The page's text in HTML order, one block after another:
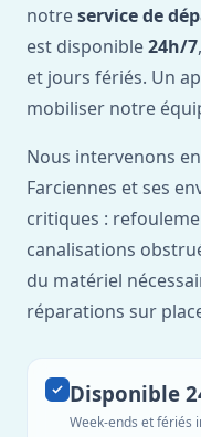
notreservice de
est disponible24h/7
et jours fériés. Un
mobiliser notre
Nous intervenons en
Farciennes et ses
critiques :
canalisations
du matériel
réparations sur
Disponible
Week-ends et fériés